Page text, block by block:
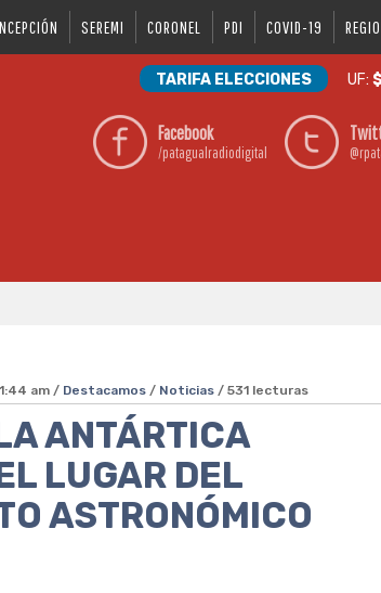
SEREMI CORONEL PDI COVID-19
TARIFA ELECCIONES UF:
Facebook
/patagualradiodigital
am / Destacamos / Noticias / 531 lecturas
ANTÁRTICA
LUGAR DEL
ASTRONÓMICO